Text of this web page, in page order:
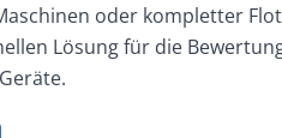
oder kompletter
Lösung für die